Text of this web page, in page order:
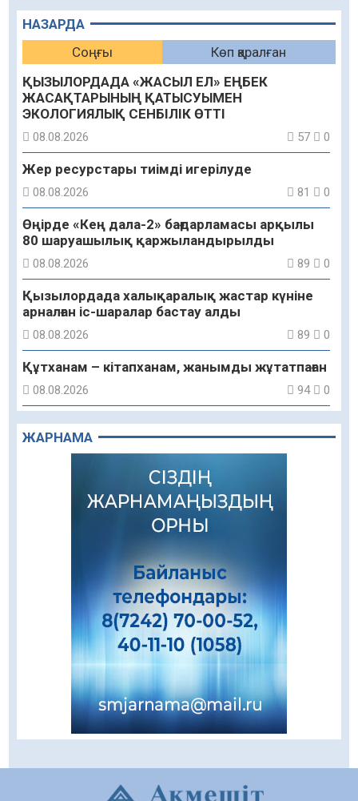
НАЗАРДА
Соңғы
Көп қаралған
ҚЫЗЫЛОРДАДА «ЖАСЫЛ ЕЛ» ЕҢБЕК
ЖАСАҚТАРЫНЫҢ ҚАТЫСУЫМЕН
ЭКОЛОГИЯЛЫҚ СЕНБІЛІК ӨТТІ
08.08.2026 57 0
Жер ресурстары тиімді игерілуде
08.08.2026 81 0
Өңірде «Кең дала-2» бағдарламасы арқылы
80 шаруашылық қаржыландырылды
08.08.2026 89 0
Қызылордада халықаралық жастар күніне
арналған іс-шаралар бастау алды
08.08.2026 89 0
Құтханам – кітапханам, жанымды жұтатпаған
08.08.2026 94 0
Құрылыс қарқыны – қала дамуының айғағы
08.08.2026
Зәулім ғимараттарда туған жерді түлеткен
азаматтардың қолтаңбасы бар
Еңбегі ерлікпен тең мамандық
Даналықтың шырағданы, ой-сананың
шамшырағы
08.08.2026
Кенеге қарсы залалсыздандыру жұмыстары
жүргізілуде
07.08.2026
ЖАРНАМА